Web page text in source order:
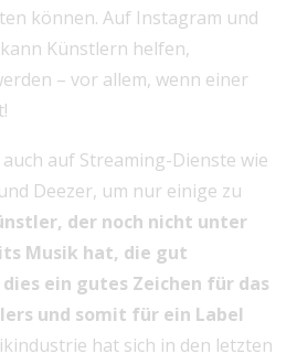
können. Auf Instagram und
Künstlern helfen,
– vor allem, wenn einer
auf Streaming-Dienste wie
Deezer, um nur einige zu
der noch nicht unter
Musik hat, die gut
ein gutes Zeichen für das
und somit für ein Label
hat sich in den letzten